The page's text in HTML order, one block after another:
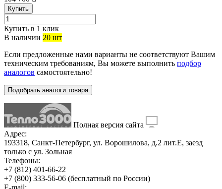
Купить
Купить в 1 клик
В наличии 20 шт
Если предложенные нами варианты не соответствуют Вашим
техническим требованиям, Вы можете выполнить подбор
аналогов самостоятельно!
Подобрать аналоги товара
Полная версия сайта
Адрес:
193318, Санкт-Петербург, ул. Ворошилова, д.2 лит.Е, заезд
только с ул. Зольная
Телефоны:
+7 (812) 401-66-22
+7 (800) 333-56-06 (бесплатный по России)
E-mail: